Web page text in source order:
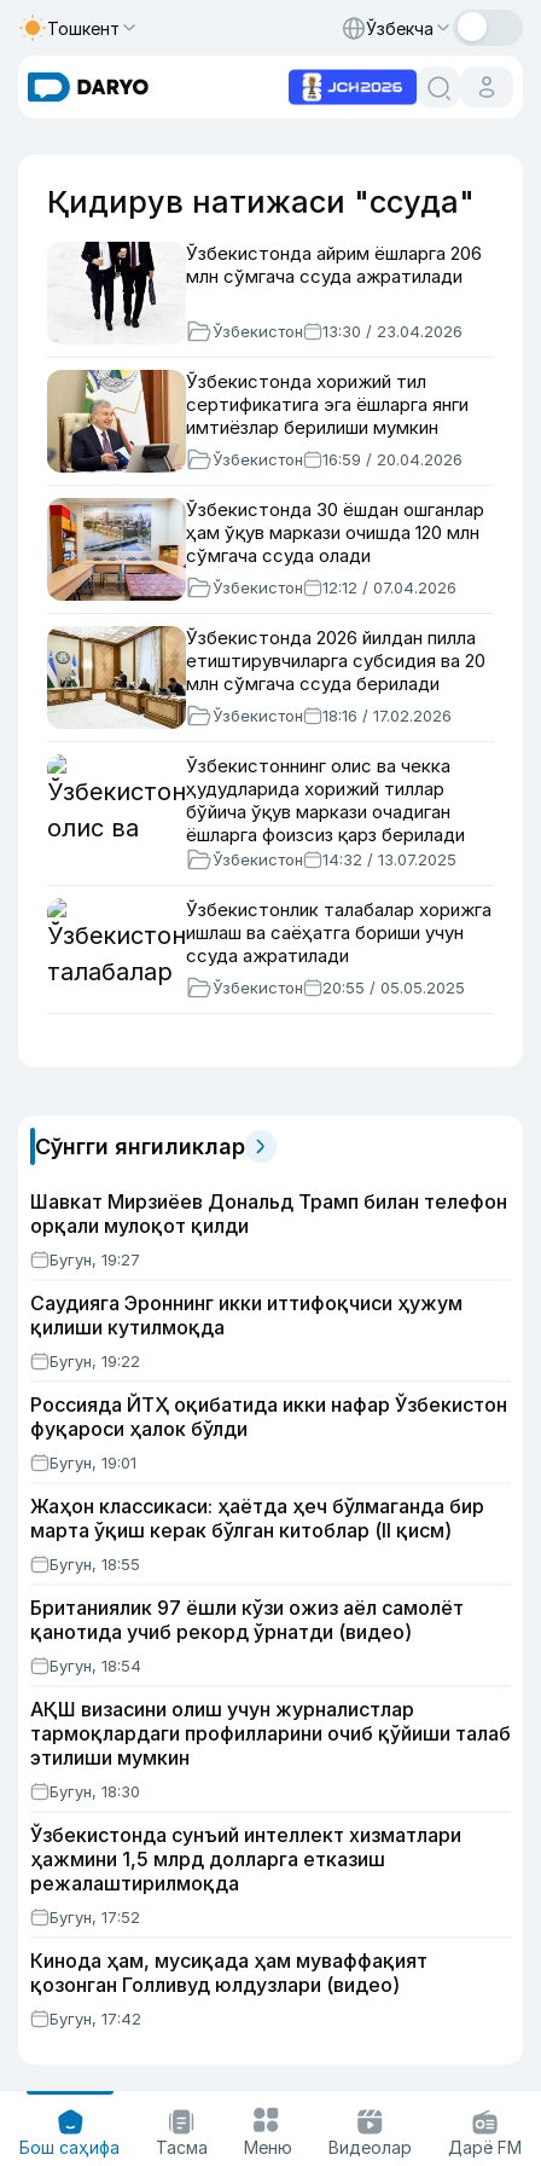
Тошкент Ўзбекча
Қидирув натижаси "ссуда"
Ўзбекистонда айрим ёшларга 206
млн сўмгача ссуда ажратилади
Ўзбекистон 13:30 / 23.04.2026
Ўзбекистонда хорижий тил
сертификатига эга ёшларга янги
имтиёзлар берилиши мумкин
Ўзбекистон 16:59 / 20.04.2026
Ўзбекистонда 30 ёшдан ошганлар
ҳам ўқув маркази очишда 120 млн
сўмгача ссуда олади
Ўзбекистон 12:12 / 07.04.2026
Ўзбекистонда 2026 йилдан пилла
етиштирувчиларга субсидия ва 20
млн сўмгача ссуда берилади
Ўзбекистон 18:16 / 17.02.2026
Ўзбекистоннинг олис ва чекка
ҳудудларида хорижий тиллар
бўйича ўқув маркази очадиган
ёшларга фоизсиз қарз берилади
Ўзбекистон 14:32 / 13.07.2025
Ўзбекистонлик талабалар хорижга
ишлаш ва саёҳатга бориши учун
ссуда ажратилади
Ўзбекистон 20:55 / 05.05.2025
Сўнгги янгиликлар
Шавкат Мирзиёев Дональд Трамп билан телефон
орқали мулоқот қилди
Бугун, 19:27
Саудияга Эроннинг икки иттифоқчиси ҳужум
қилиши кутилмоқда
Бугун, 19:22
Россияда ЙТҲ оқибатида икки нафар Ўзбекистон
фуқароси ҳалок бўлди
Бугун, 19:01
Жаҳон классикаси: ҳаётда ҳеч бўлмаганда бир
марта ўқиш керак бўлган китоблар (II қисм)
Бугун, 18:55
Британиялик 97 ёшли кўзи ожиз аёл самолёт
қанотида учиб рекорд ўрнатди (видео)
Бугун, 18:54
АҚШ визасини олиш учун журналистлар
тармоқлардаги профилларини очиб қўйиши талаб
этилиши мумкин
Бугун, 18:30
Ўзбекистонда сунъий интеллект хизматлари
ҳажмини 1,5 млрд долларга етказиш
режалаштирилмоқда
Бугун, 17:52
Кинода ҳам, мусиқада ҳам муваффақият
қозонган Голливуд юлдузлари (видео)
Бугун, 17:42
Бош саҳифа Тасма Меню Видеолар Дарё FM